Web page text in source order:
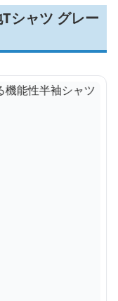
シャツ グレー